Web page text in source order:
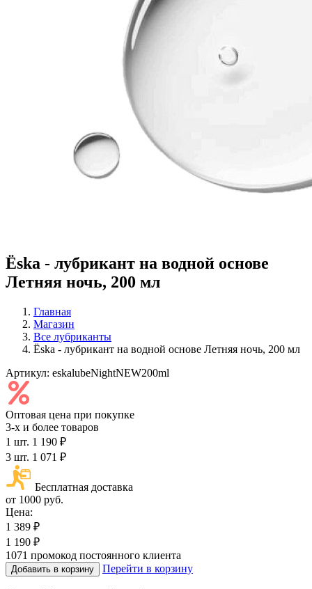
Ёska - лубрикант на водной основе
Летняя ночь, 200 мл
Главная
Магазин
Все лубриканты
Ёska - лубрикант на водной основе Летняя ночь, 200 мл
Артикул: eskalubeNightNEW200ml
Оптовая цена при покупке
3-х и более товаров
1 шт. 1 190 ₽
3 шт. 1 071 ₽
Бесплатная доставка
от 1000 руб.
Цена:
1 389 ₽
1 190 ₽
1071 промокод постоянного клиента
Добавить в корзину Перейти в корзину